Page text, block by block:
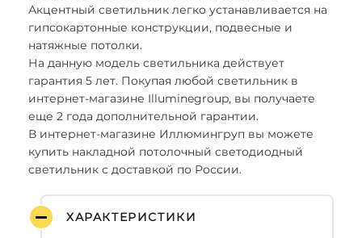
Акцентный светильник легко устанавливается на
гипсокартонные конструкции, подвесные и
натяжные потолки.
На данную модель светильника действует
гарантия 5 лет. Покупая любой светильник в
интернет-магазине Illuminegroup, вы получаете
еще 2 года дополнительной гарантии.
В интернет-магазине Иллюмингруп вы можете
купить накладной потолочный светодиодный
светильник с доставкой по России.
ХАРАКТЕРИСТИКИ